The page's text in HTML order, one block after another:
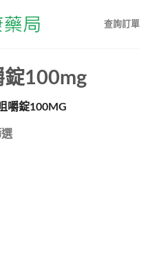
查詢訂單
錠100mg
嚼錠100MG